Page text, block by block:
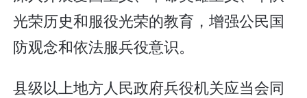
光荣历史和服役光荣的教育，增强公民国
防观念和依法服兵役意识。
县级以上地方人民政府兵役机关应当会同